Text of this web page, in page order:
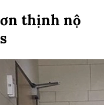
thịnh nộ